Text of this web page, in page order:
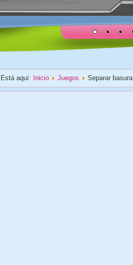
Está aquí: Inicio Juegos Separar basura